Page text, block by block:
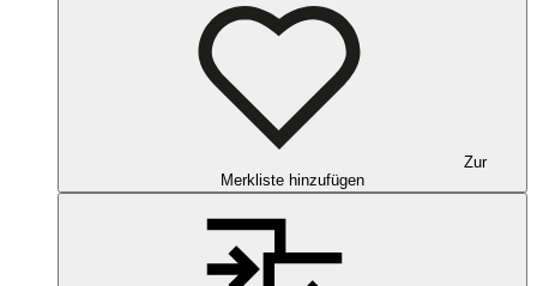
Zur
Merkliste hinzufügen